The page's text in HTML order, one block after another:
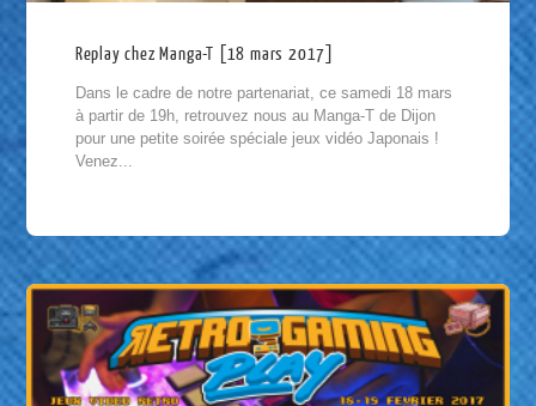
Replay chez Manga-T [18 mars 2017]
Dans le cadre de notre partenariat, ce samedi 18 mars
à partir de 19h, retrouvez nous au Manga-T de Dijon
pour une petite soirée spéciale jeux vidéo Japonais !
Venez...